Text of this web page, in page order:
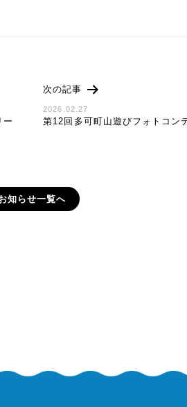
ー
次の記事
2026.02.27
第12回多可町山遊びフォトコン
知らせ一覧へ